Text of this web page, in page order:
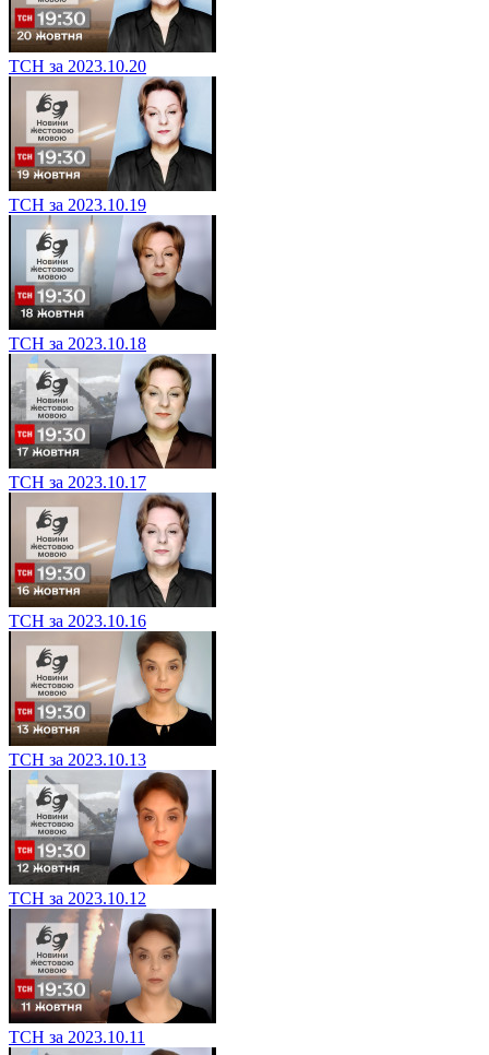
ТСН за 2023.10.20
ТСН за 2023.10.19
ТСН за 2023.10.18
ТСН за 2023.10.17
ТСН за 2023.10.16
ТСН за 2023.10.13
ТСН за 2023.10.12
ТСН за 2023.10.11